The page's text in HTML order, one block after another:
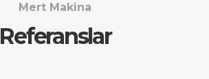
Mert Makina
Referanslar